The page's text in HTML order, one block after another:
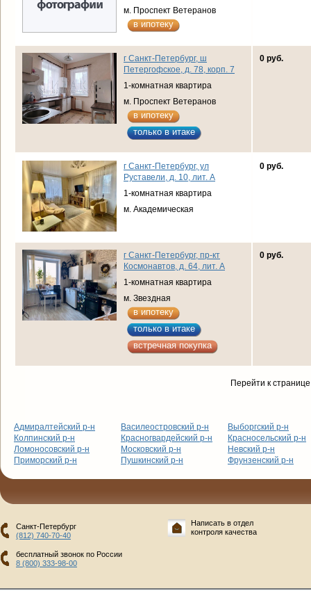
м. Проспект Ветеранов
в ипотеку
г Санкт-Петербург, ш
Петергофское, д. 78, корп. 7
1-комнатная квартира
м. Проспект Ветеранов
в ипотеку
только в итаке
0 руб.
г Санкт-Петербург, ул
Руставели, д. 10, лит. А
1-комнатная квартира
м. Академическая
0 руб.
г Санкт-Петербург, пр-кт
Космонавтов, д. 64, лит. А
1-комнатная квартира
м. Звездная
в ипотеку
только в итаке
встречная покупка
0 руб.
Перейти к
Адмиралтейский р-н Василеостровский р-н
Выборгский р-н
Колпинский р-н
Красногвардейский р-н
Красносельский р-н
Ломоносовский р-н
Московский р-н
Невский р-н
Приморский р-н
Пушкинский р-н Фрунзенский р-н
Санкт-Петербург
(812) 740-70-40
бесплатный звонок по России
8 (800) 333-98-00
Написать в отдел
контроля качества